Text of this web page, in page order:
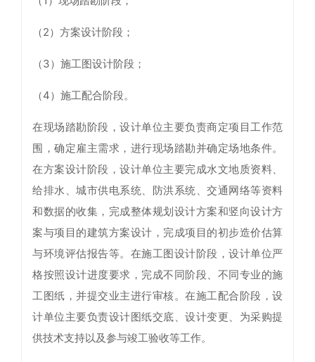
（2）方案设计阶段；
（3）施工图设计阶段；
（4）施工配合阶段。
在现场踏勘阶段，设计单位主要负责商定项目工作范
围，确定雇主需求，进行现场踏勘并确定场地条件。
在方案设计阶段，设计单位主要完成水文地质资料、
给排水、城市供电系统、防洪系统、交通网络等资料
和数据的收集，完成整体规划设计方案和竖向设计方
案与项目的建筑方案设计，完成项目的初步造价估算
与环境评估报告等。在施工图设计阶段，设计单位严
格按照设计进度要求，完成不同阶段、不同专业的施
工图纸，并提交业主进行审核。在施工配合阶段，设
计单位主要负责设计图纸交底、设计变更、为采购提
供技术支持以及参与竣工验收等工作。